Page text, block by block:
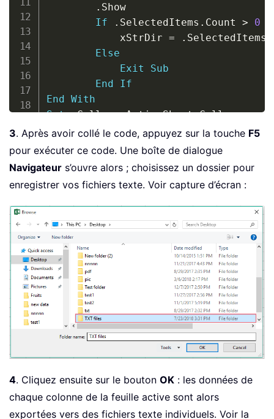
. Show
If
. SelectedItems . Count > 0
            xStrDir
= . SelectedItems
Else
Exit
Sub
End
If
End
With
Set xCells = ActiveSheet.Cells
xMaxR = xCells. Find(What:="*", After
xMaxC
xCells Find What :
    Open xStrDir
"_"
For xFRNum = 1 To xMaxR
            Print
#1, Cells(xFRNum,
Next xFRNum
    Close
Next
End
Sub
3. Après avoir collé le code, appuyez sur la touche F5
pour exécuter ce code. Une boîte de dialogue
Navigateur s’ouvre alors ; choisissez un dossier pour
enregistrer vos fichiers texte. Voir capture d’écran :
4. Cliquez ensuite sur le bouton OK : les données de
chaque colonne de la feuille active sont alors
exportées vers des fichiers texte individuels. Voir la